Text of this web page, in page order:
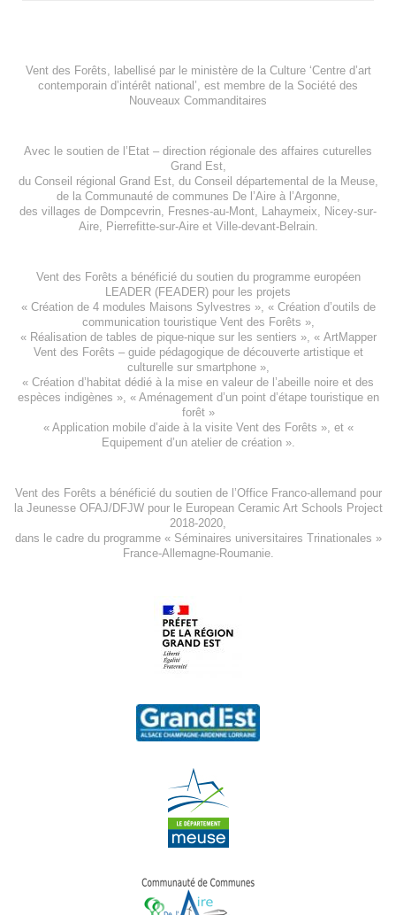
Vent des Forêts, labellisé par le ministère de la Culture ‘Centre d’art
contemporain d’intérêt national’, est membre de la Société des
Nouveaux Commanditaires
Avec le soutien de l’ Etat – direction régionale des affaires cuturelles
Grand Est,
du Conseil régional Grand Est, du Conseil départemental de la Meuse,
de la Communauté de communes De l’Aire à l’Argonne,
des villages de Dompcevrin Fresnes-au-Mont Lahaymeix
Nicey-sur-
Aire, Pierrefitte-sur-Aireet Ville-devant-Belrain.
Vent des Forêts a bénéficié du soutien du programme européen
LEADER (FEADER) pour les projets
« Création de 4 modules Maisons Sylvestres », « Création d’outils de
communication touristique Vent des Forêts »,
« Réalisation de tables de pique-nique sur les sentiers », « ArtMapper
Vent des Forêts – guide pédagogique de découverte artistique et
culturelle sur smartphone »,
« Création d’habitat dédié à la mise en valeur de l’abeille noire et des
espèces indigènes », « Aménagement d’un point d’étape touristique en
forêt»
« Application mobile d’aide à la visite Vent des Forêts », et «
Equipement d’un atelier de création».
Vent des Forêts a bénéficié du soutien de l’Office Franco-allemand pour
la Jeunesse OFAJ/DFJWpour leEuropean Ceramic Art Schools Project
2018-2020
dans le cadre du programme « Séminaires universitaires Trinationales »
France-Allemagne-Roumanie.